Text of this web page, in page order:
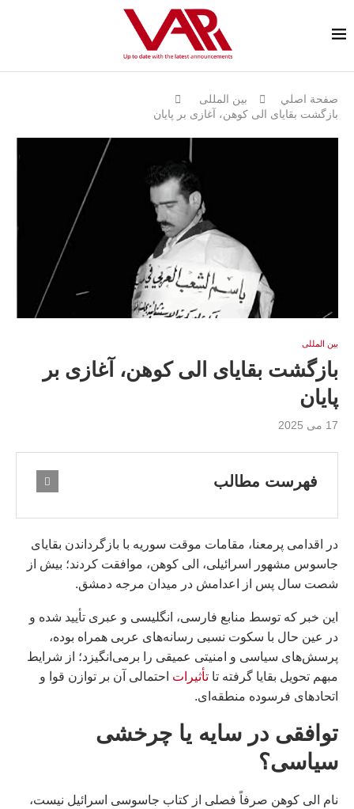
صفحة اصلي
بين المللى
بازگشت بقایای الی کوهن، آغازی بر پایان
بين المللى
بازگشت بقایای الی کوهن، آغازی بر
پایان
17 می 2025
فهرست مطالب
در اقدامی پرمعنا، مقامات موقت سوریه با بازگرداندن بقایای
جاسوس مشهور اسرائیلی، الی کوهن، موافقت کردند؛ بیش از
شصت سال پس از اعدامش در میدان مرجه دمشق.
این خبر که توسط منابع فارسی، انگلیسی و عبری تأیید شده و
در عین حال با سکوت نسبی رسانه‌های عربی همراه بوده،
پرسش‌های سیاسی و امنیتی عمیقی را برمی‌انگیزد؛ از شرایط
مبهم تحویل بقایا گرفته تا تأثیرات احتمالی آن بر توازن قوا و
اتحادهای فرسوده منطقه‌ای.
توافقی در سایه یا چرخشی
سیاسی؟
نام الی کوهن صرفاً فصلی از کتاب جاسوسی اسرائیل نیست،